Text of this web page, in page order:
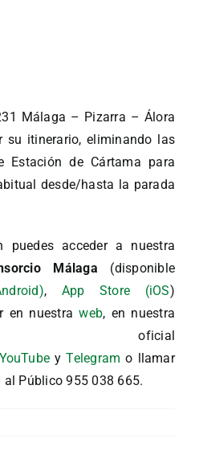
Málaga – Pizarra – Álora
su itinerario, eliminando las
Estación de Cártama para
desde/hasta la parada
puedes acceder a nuestra
Málaga (disponible
, App Store (iOS)
en nuestraweb, en nuestra
oficial
YouTube yTelegramo llamar
Público 955 038 665.